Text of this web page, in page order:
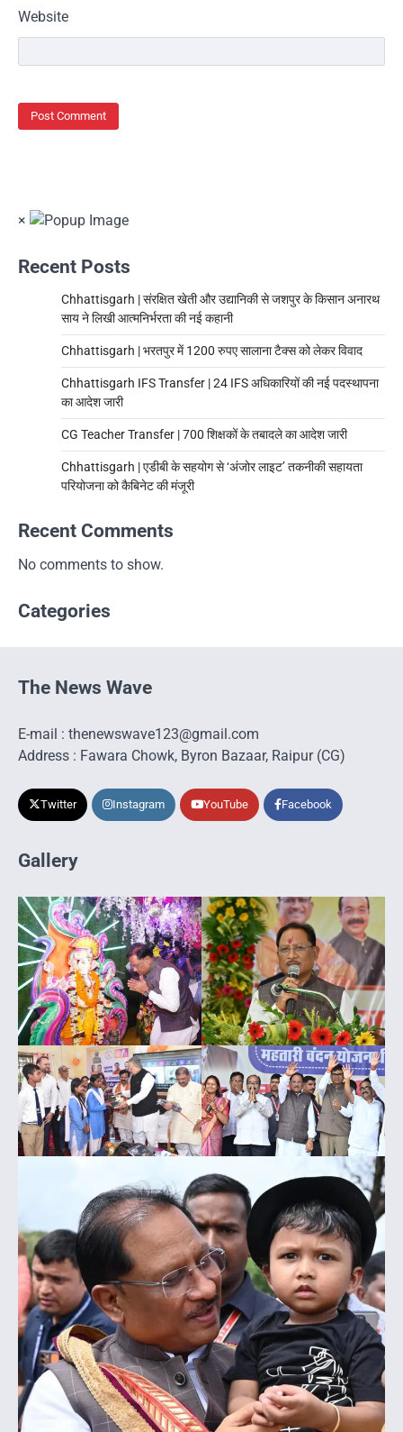
Website
×
Recent Posts
Chhattisgarh | संरक्षित खेती और उद्यानिकी से जशपुर के किसान अनारथ
साय ने लिखी आत्मनिर्भरता की नई कहानी
Chhattisgarh | भरतपुर में 1200 रुपए सालाना टैक्स को लेकर विवाद
Chhattisgarh IFS Transfer | 24 IFS अधिकारियों की नई पदस्थापना
का आदेश जारी
CG Teacher Transfer | 700 शिक्षकों के तबादले का आदेश जारी
Chhattisgarh | एडीबी के सहयोग से ‘अंजोर लाइट’ तकनीकी सहायता
परियोजना को कैबिनेट की मंजूरी
Recent Comments
No comments to show.
Categories
The News Wave
E-mail : thenewswave123@gmail.com
Address : Fawara Chowk, Byron Bazaar, Raipur (CG)
Twitter Instagram YouTube Facebook
Gallery